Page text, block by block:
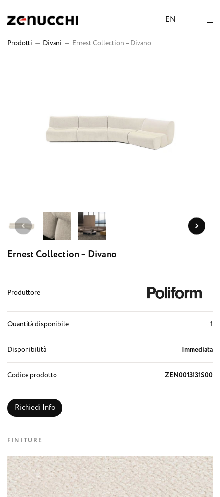
EN
Prodotti — Divani — Ernest Collection – Divano
Ernest Collection – Divano
Produttore
Quantità disponibile 1
Disponibilità Immediata
Codice prodotto ZEN0013131S00
Richiedi Info
FINITURE